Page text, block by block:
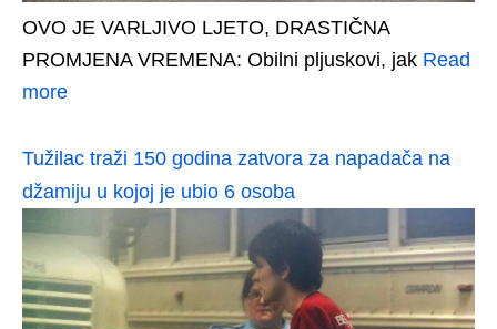
OVO JE VARLJIVO LJETO, DRASTIČNA
PROMJENA VREMENA: Obilni pljuskovi, jak Read
more
Tužilac traži 150 godina zatvora za napadača na
džamiju u kojoj je ubio 6 osoba